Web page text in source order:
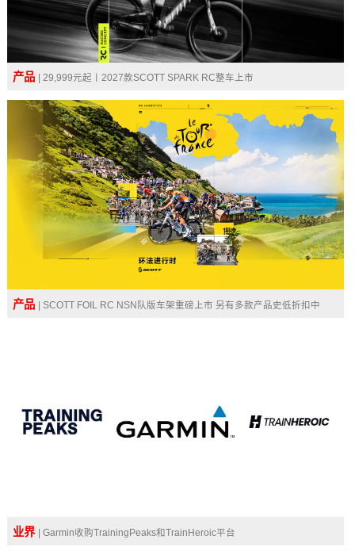
产品 | 29,999元起丨2027款SCOTT SPARK RC整车上市
产品 | SCOTT FOIL RC NSN队版车架重磅上市 另有多款产品史低折扣中
业界 | Garmin收购TrainingPeaks和TrainHeroic平台